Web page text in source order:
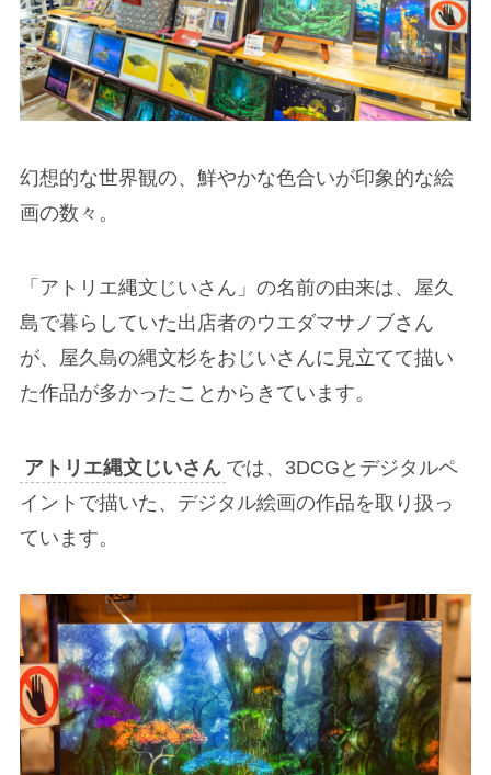
幻想的な世界観の、鮮やかな色合いが印象的な絵
画の数々。
「アトリエ縄文じいさん」の名前の由来は、屋久
島で暮らしていた出店者のウエダマサノブさん
が、屋久島の縄文杉をおじいさんに見立てて描い
た作品が多かったことからきています。
アトリエ縄文じいさん では、3DCGとデジタルペ
イントで描いた、デジタル絵画の作品を取り扱っ
ています。